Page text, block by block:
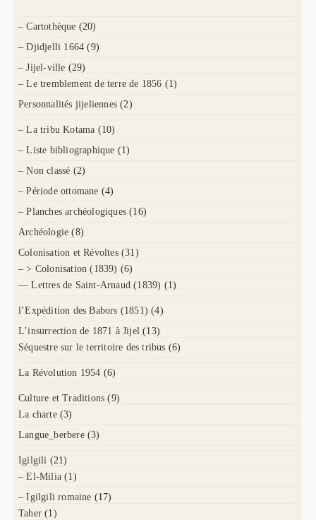
– Cartothèque (20)
– Djidjelli 1664 (9)
– Jijel-ville (29)
– Le tremblement de terre de 1856 (1)
Personnalités jijeliennes (2)
– La tribu Kotama (10)
– Liste bibliographique (1)
– Non classé (2)
– Période ottomane (4)
– Planches archéologiques (16)
Archéologie (8)
Colonisation et Révoltes (31)
– > Colonisation (1839) (6)
— Lettres de Saint-Arnaud (1839) (1)
l’Expédition des Babors (1851) (4)
L’insurrection de 1871 à Jijel (13)
Séquestre sur le territoire des tribus (6)
La Révolution 1954 (6)
Culture et Traditions (9)
La charte (3)
Langue_berbere (3)
Igilgili (21)
– El-Milia (1)
– Igilgili romaine (17)
Taher (1)